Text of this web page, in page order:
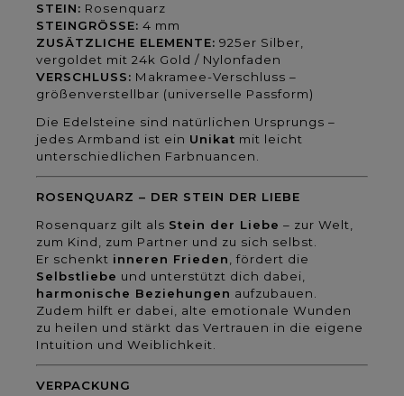
STEIN: Rosenquarz
STEINGRÖSSE: 4 mm
ZUSÄTZLICHE ELEMENTE: 925er Silber,
vergoldet mit 24k Gold / Nylonfaden
VERSCHLUSS: Makramee-Verschluss –
größenverstellbar (universelle Passform)
Die Edelsteine sind natürlichen Ursprungs –
jedes Armband ist ein Unikat mit leicht
unterschiedlichen Farbnuancen.
ROSENQUARZ – DER STEIN DER LIEBE
Rosenquarz gilt als Stein der Liebe – zur Welt,
zum Kind, zum Partner und zu sich selbst.
Er schenkt inneren Frieden
, fördert die
Selbstliebe und unterstützt dich dabei,
harmonische Beziehungen aufzubauen.
Zudem hilft er dabei, alte emotionale Wunden
zu heilen und stärkt das Vertrauen in die eigene
Intuition und Weiblichkeit.
VERPACKUNG